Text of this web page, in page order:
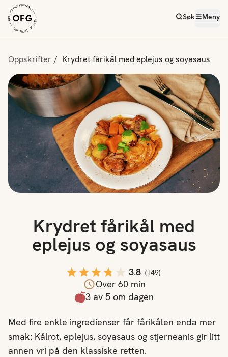
Søk Meny
Oppskrifter Krydret fårikål med eplejus og soyasaus
Krydret fårikål med
eplejus og soyasaus
3.8 (149)
Over 60 min
3 av 5 om dagen
Med fire enkle ingredienser får fårikålen enda mer
smak: Kålrot, eplejus, soyasaus og stjerneanis gir litt
annen vri på den klassiske retten.